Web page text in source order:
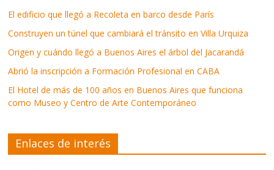
El edificio que llegó a Recoleta en barco desde París
Construyen un túnel que cambiará el tránsito en Villa Urquiza
Origen y cuándo llegó a Buenos Aires el árbol del Jacarandá
Abrió la inscripción a Formación Profesional en CABA
El Hotel de más de 100 años en Buenos Aires que funciona
como Museo y Centro de Arte Contemporáneo
Enlaces de interés